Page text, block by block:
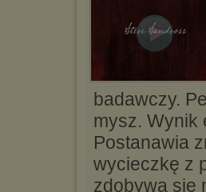
badawczy.
mysz. Wynik
Postanawia
wycieczkę z
zdobywa się